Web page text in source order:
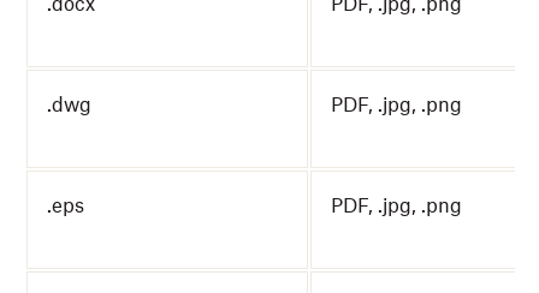
.dwg PDF, .jpg, .png
.eps PDF, .jpg, .png